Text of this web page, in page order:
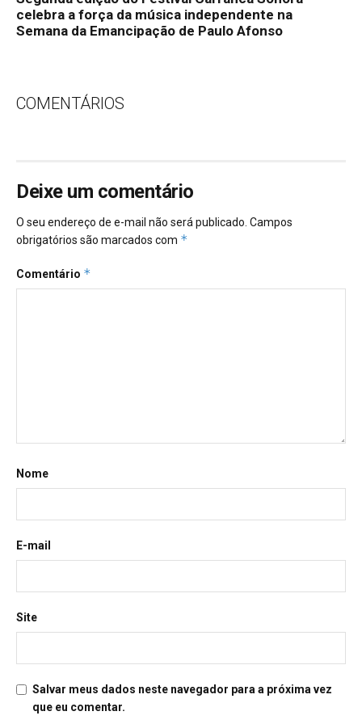
celebra a força da música independente na
Semana da Emancipação de Paulo Afonso
COMENTÁRIOS
Deixe um comentário
O seu endereço de e-mail não será publicado. Campos
obrigatórios são marcados com *
Comentário *
Nome
E-mail
Site
Salvar meus dados neste navegador para a próxima vez
que eu comentar.